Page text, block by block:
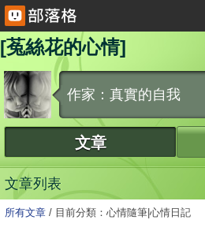
[菟絲花的心情]
作家：真實的自我
文章
文章列表
所有文章 / 目前分類：心情隨筆|心情日記